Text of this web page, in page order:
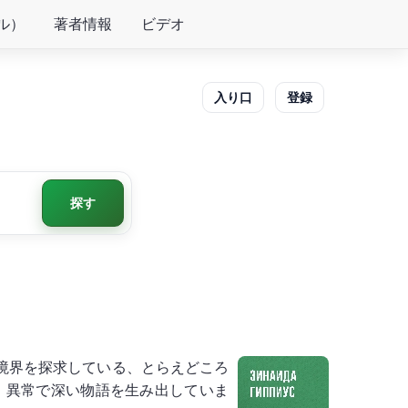
著者情報 ビデオ
入り口 登録
探す
を探求している、とらえどころ
常で深い物語を生み出していま